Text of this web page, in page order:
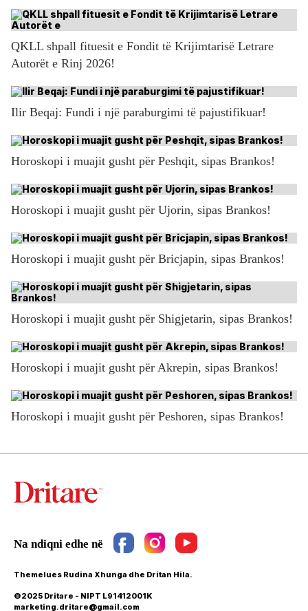
QKLL shpall fituesit e Fondit të Krijimtarisë Letrare
Autorët e Rinj 2026!
Ilir Beqaj: Fundi i një paraburgimi të pajustifikuar!
Horoskopi i muajit gusht për Peshqit, sipas Brankos!
Horoskopi i muajit gusht për Ujorin, sipas Brankos!
Horoskopi i muajit gusht për Bricjapin, sipas Brankos!
Horoskopi i muajit gusht për Shigjetarin, sipas Brankos!
Horoskopi i muajit gusht për Akrepin, sipas Brankos!
Horoskopi i muajit gusht për Peshoren, sipas Brankos!
Themelues Rudina Xhunga dhe Dritan Hila.
©2025 Dritare - NIPT L91412001K
marketing.dritare@gmail.com